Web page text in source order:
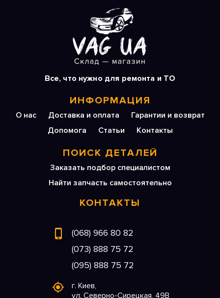
Все, что нужно для ремонта и ТО
ИНФОРМАЦИЯ
О нас Доставка и оплата
Гарантии и возврат
Допомога
Статьи Контакты
ПОИСК ДЕТАЛЕЙ
Заказать подбор специалистом
Найти запчасть самостоятельно
КОНТАКТЫ
(068) 966 80 82
(073) 888 75 72
(095) 888 75 72
г. Киев,
ул. Северно-Сирецкая, 49В